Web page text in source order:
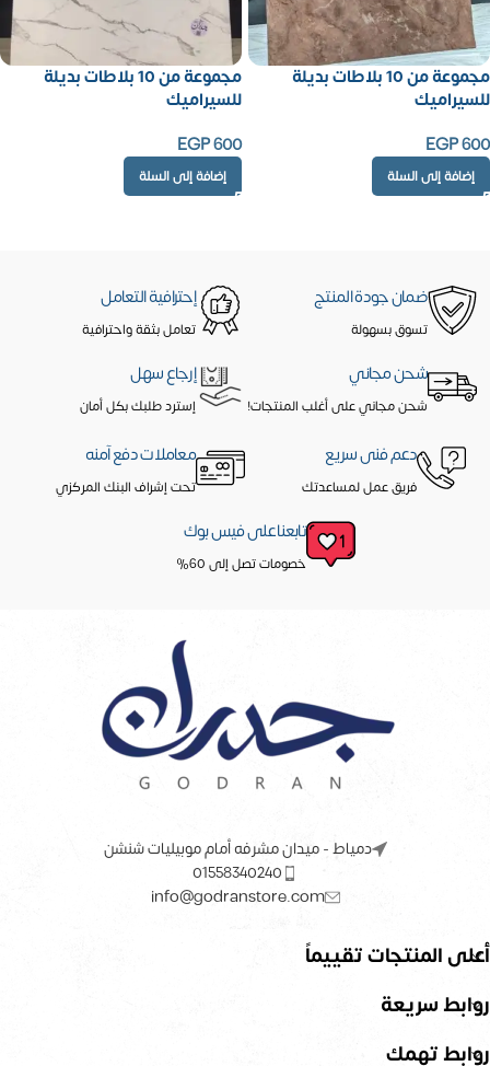
مجموعة من 10 بلاطات بديلة
للسيراميك
EGP600
إضافة إلى السلة
مجموعة من 10 بلاطات بديلة
للسيراميك
EGP600
إضافة إلى السلة
ضمان جودة المنتج
تسوق بسهولة
إحترافية التعامل
تعامل بثقة واحترافية
شحن مجاني
شحن مجاني على أغلب المنتجات!
إرجاع سهل
إسترد طلبك بكل أمان
دعم فنى سريع
فريق عمل لمساعدتك
معاملات دفع آمنه
تحت إشراف البنك المركزي
تابعنا على فيس بوك
خصومات تصل إلى 60%
دمياط - ميدان مشرفه أمام موبيليات شنشن
01558340240
info@godranstore.com
أعلى المنتجات تقييماً
روابط سريعة
روابط تهمك